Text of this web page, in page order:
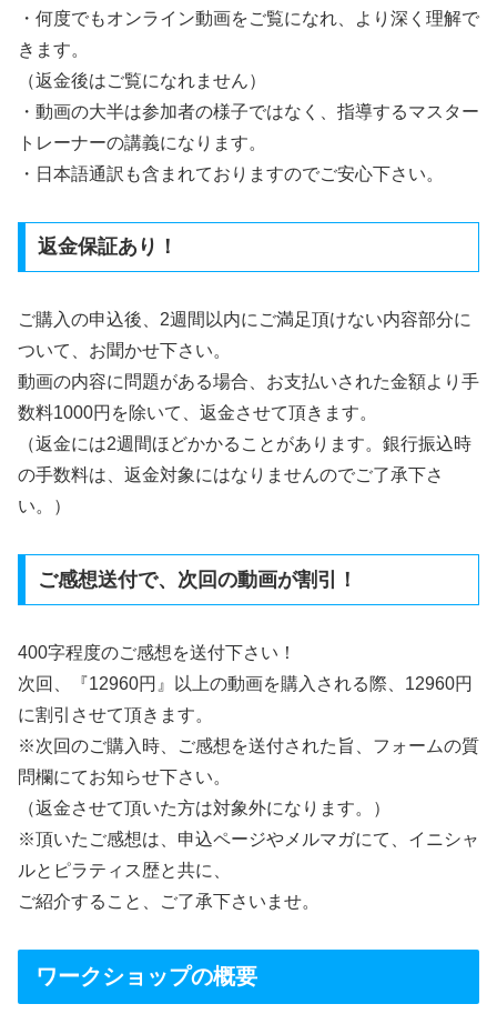
・何度でもオンライン動画をご覧になれ、より深く理解で
きます。
（返金後はご覧になれません）
・動画の大半は参加者の様子ではなく、指導するマスター
トレーナーの講義になります。
・日本語通訳も含まれておりますのでご安心下さい。
返金保証あり！
ご購入の申込後、2週間以内にご満足頂けない内容部分に
ついて、お聞かせ下さい。
動画の内容に問題がある場合、お支払いされた金額より手
数料1000円を除いて、返金させて頂きます。
（返金には2週間ほどかかることがあります。銀行振込時
の手数料は、返金対象にはなりませんのでご了承下さ
い。）
ご感想送付で、次回の動画が割引！
400字程度のご感想を送付下さい！
次回、『12960円』以上の動画を購入される際、12960円
に割引させて頂きます。
※次回のご購入時、ご感想を送付された旨、フォームの質
問欄にてお知らせ下さい。
（返金させて頂いた方は対象外になります。）
※頂いたご感想は、申込ページやメルマガにて、イニシャ
ルとピラティス歴と共に、
ご紹介すること、ご了承下さいませ。
ワークショップの概要